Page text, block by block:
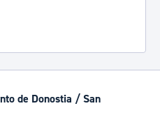
de Donostia / San